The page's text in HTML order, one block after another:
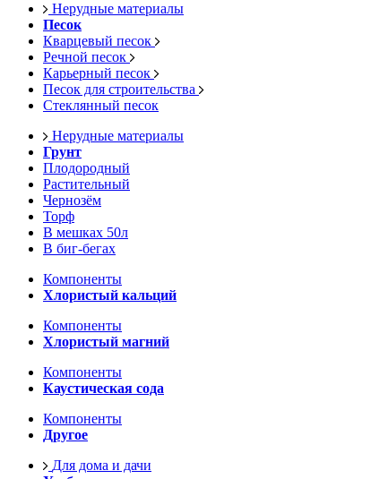
Нерудные материалы
Песок
Кварцевый песок
Речной песок
Карьерный песок
Песок для строительства
Стеклянный песок
Нерудные материалы
Грунт
Плодородный
Растительный
Чернозём
Торф
В мешках 50л
В биг-бегах
Компоненты
Хлористый кальций
Компоненты
Хлористый магний
Компоненты
Каустическая сода
Компоненты
Другое
Для дома и дачи